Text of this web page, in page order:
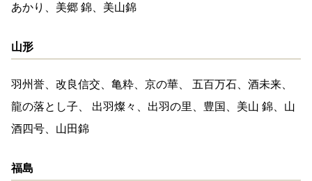
あかり、美郷 錦、美山錦
山形
羽州誉、改良信交、亀粋、京の華、 五百万石、酒未来、
龍の落とし子、 出羽燦々、出羽の里、豊国、美山 錦、山
酒四号、山田錦
福島